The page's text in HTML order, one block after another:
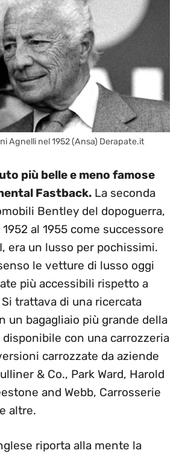
Agnelli nel 1952 (Ansa) Derapate.it
più belle e meno famose
Fastback. La seconda
Bentley del dopoguerra,
al 1955 come successore
era un lusso per pochissimi.
le vetture di lusso oggi
più accessibili rispetto a
Si trattava di una ricercata
un bagagliaio più grande della
disponibile con una carrozzeria
carrozzate da aziende
& Co., Park Ward, Harold
and Webb, Carrosserie
altre.
riporta alla mente la